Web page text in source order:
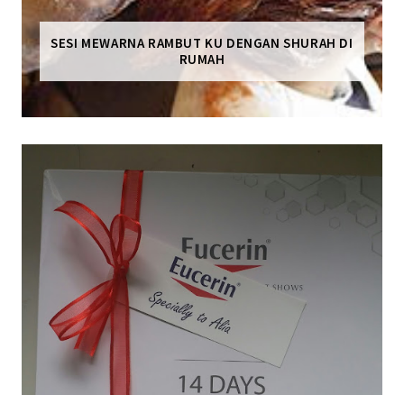
SESI MEWARNA RAMBUT KU DENGAN SHURAH DI
RUMAH